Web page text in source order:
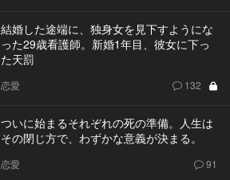
結婚した途端に、独身女を見下すようにな
った29歳看護師。新婚1年目、彼女に下っ
た天罰
恋愛 132
ついに始まるそれぞれの死の準備。人生は
その閉じ方で、わずかな意義が決まる。
恋愛 91